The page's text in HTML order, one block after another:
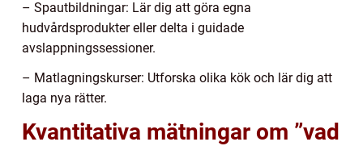
– Spautbildningar: Lär dig att göra egna
hudvårdsprodukter eller delta i guidade
avslappningssessioner.
– Matlagningskurser: Utforska olika kök och lär dig att
laga nya rätter.
Kvantitativa mätningar om ”vad